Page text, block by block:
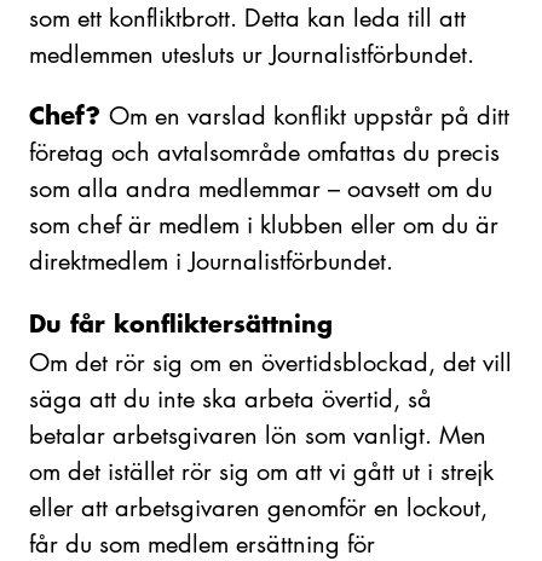
som ett konfliktbrott. Detta kan leda till att
medlemmen utesluts ur Journalistförbundet.
Chef? Om en varslad konflikt uppstår på ditt
företag och avtalsområde omfattas du precis
som alla andra medlemmar – oavsett om du
som chef är medlem i klubben eller om du är
direktmedlem i Journalistförbundet.
Du får konfliktersättning
Om det rör sig om en övertidsblockad, det vill
säga att du inte ska arbeta övertid, så
betalar arbetsgivaren lön som vanligt. Men
om det istället rör sig om att vi gått ut i strejk
eller att arbetsgivaren genomför en lockout,
får du som medlem ersättning för